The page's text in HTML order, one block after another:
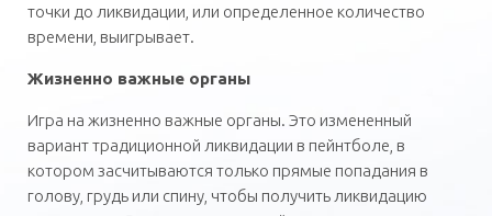
точки до ликвидации, или определенное количество
времени, выигрывает.
Жизненно важные органы
Игра на жизненно важные органы. Это измененный
вариант традиционной ликвидации в пейнтболе, в
котором засчитываются только прямые попадания в
голову, грудь или спину, чтобы получить ликвидацию